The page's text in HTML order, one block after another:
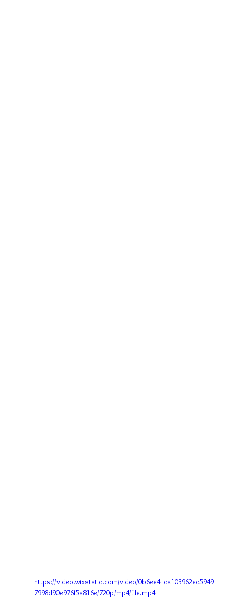
https://video.wixstatic.com/video/0b6ee4_ca103962ec5949
7998d90e976f5a816e/720p/mp4/file.mp4